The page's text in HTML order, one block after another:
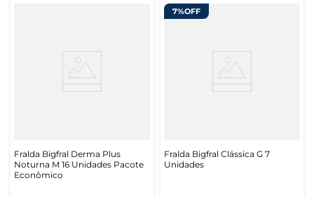
Fralda Bigfral Derma Plus
Noturna M 16 Unidades Pacote
Econômico
7%OFF
Fralda Bigfral Clássica G 7
Unidades